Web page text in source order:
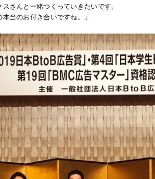
さんと一緒つくっていきたいです。
当のお付き合いですね。」